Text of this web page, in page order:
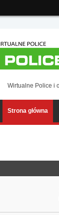
Wirtualne Police i
Strona główna